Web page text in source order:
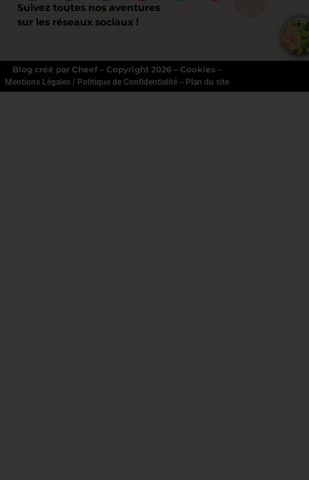
Suivez toutes nos aventures
sur les réseaux sociaux !
Blog créé par Cheef – Copyright 2026 – Cookies –
Mentions Légales / Politique de Confidentialité– Plan du site